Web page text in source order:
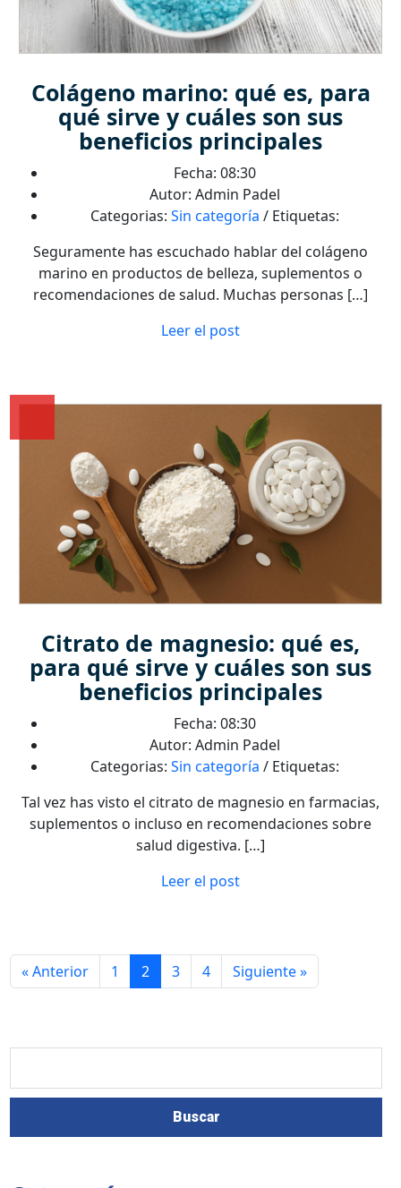
Colágeno marino: qué es, para
qué sirve y cuáles son sus
beneficios principales
Fecha: 08:30
Autor: Admin Padel
Categorias: Sin categoría / Etiquetas:
Seguramente has escuchado hablar del colágeno
marino en productos de belleza, suplementos o
recomendaciones de salud. Muchas personas […]
Leer el post
Citrato de magnesio: qué es,
para qué sirve y cuáles son sus
beneficios principales
Fecha: 08:30
Autor: Admin Padel
Categorias: Sin categoría / Etiquetas:
Tal vez has visto el citrato de magnesio en farmacias,
suplementos o incluso en recomendaciones sobre
salud digestiva. […]
Leer el post
« Anterior 1 2 3 4 Siguiente »